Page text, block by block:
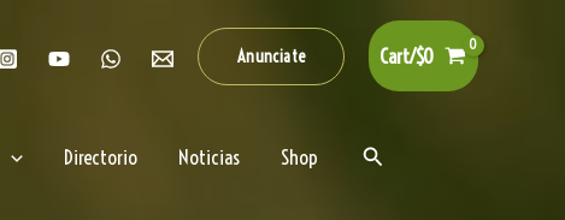
Anunciate Cart/$0
Directorio Noticias Shop Buscar